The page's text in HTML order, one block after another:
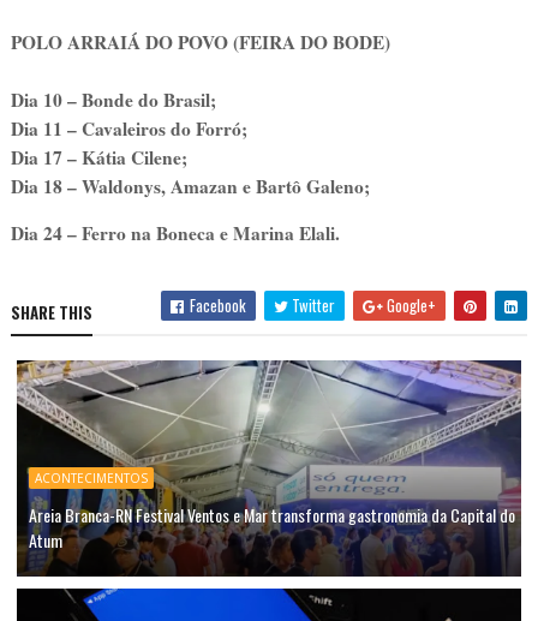
POLO ARRAIÁ DO POVO (FEIRA DO BODE)
Dia 10 – Bonde do Brasil;
Dia 11 – Cavaleiros do Forró;
Dia 17 – Kátia Cilene;
Dia 18 – Waldonys, Amazan e Bartô Galeno;
Dia 24 – Ferro na Boneca e Marina Elali.
SHARE THIS Facebook Twitter Google+
ACONTECIMENTOS
Areia Branca-RN Festival Ventos e Mar transforma gastronomia da Capital do
Atum